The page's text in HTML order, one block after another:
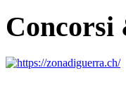
Concorsi